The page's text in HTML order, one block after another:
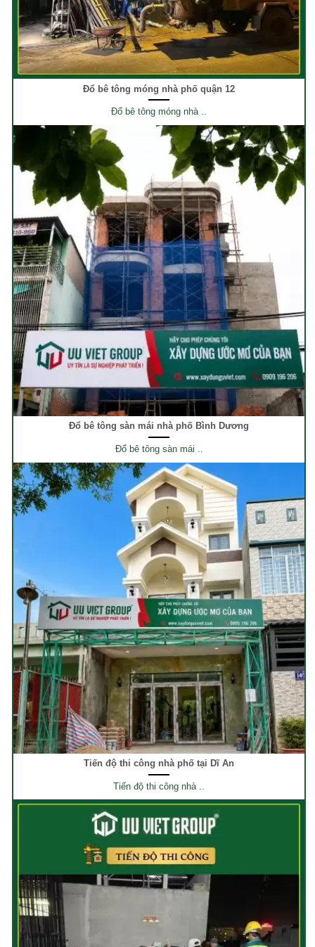
Đổ bê tông móng nhà phố quận 12
Đổ bê tông móng nhà ..
Đổ bê tông sàn mái nhà phố Bình Dương
Đổ bê tông sàn mái ..
Tiến độ thi công nhà phố tại Dĩ An
Tiến độ thi công nhà ..